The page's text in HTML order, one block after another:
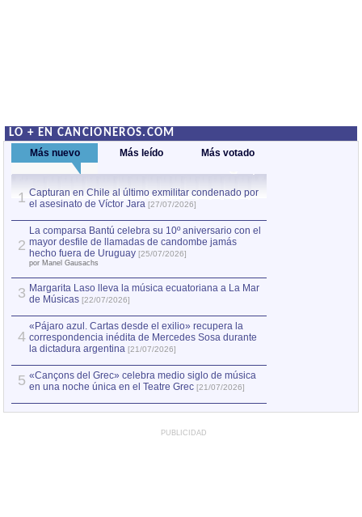
LO + EN CANCIONEROS.COM
Más nuevo Más leído Más votado
1 Capturan en Chile al último exmilitar condenado por
el asesinato de Víctor Jara [27/07/2026]
2
La comparsa Bantú celebra su 10º aniversario con el
mayor desfile de llamadas de candombe jamás
hecho fuera de Uruguay [25/07/2026]
por Manel Gausachs
3 Margarita Laso lleva la música ecuatoriana a La Mar
de Músicas [22/07/2026]
4
«Pájaro azul. Cartas desde el exilio» recupera la
correspondencia inédita de Mercedes Sosa durante
la dictadura argentina [21/07/2026]
5 «Cançons del Grec» celebra medio siglo de música
en una noche única en el Teatre Grec [21/07/2026]
PUBLICIDAD